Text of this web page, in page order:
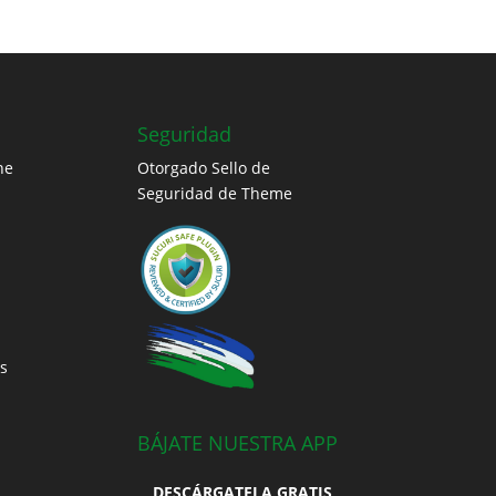
Seguridad
Otorgado Sello de
Seguridad de Theme
BÁJATE NUESTRA APP